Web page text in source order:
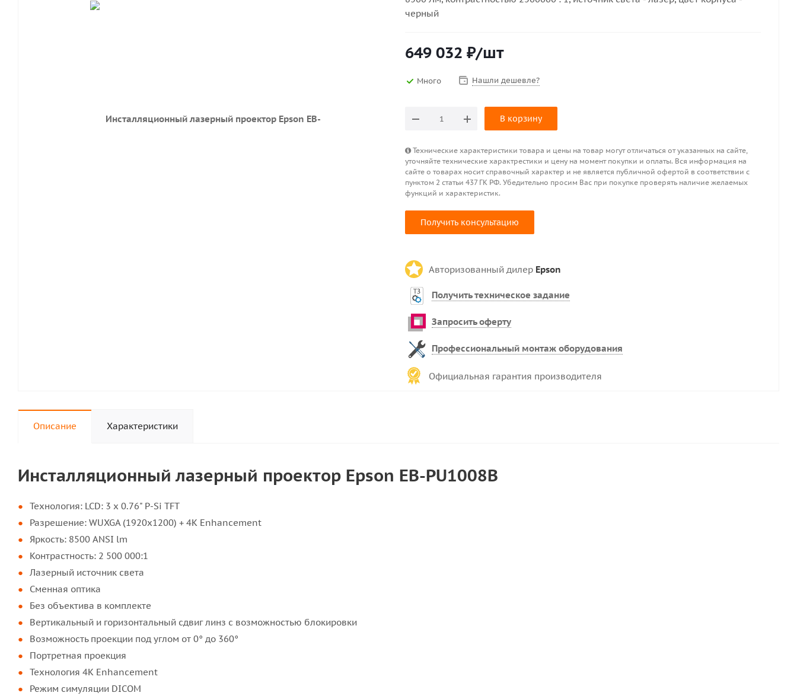
черный
649 032 ₽/шт
Много Нашли дешевле?
В корзину
Технические характеристики товара и цены на товар могут отличаться от указанных на сайте,
уточняйте технические характрестики и цену на момент покупки и оплаты. Вся информация на
сайте о товарах носит справочный характер и не является публичной офертой в соответствии с
пунктом 2 статьи 437 ГК РФ. Убедительно просим Вас при покупке проверять наличие желаемых
функций и характеристик.
Получить консультацию
Авторизованный дилер Epson
Получить техническое задание
Запросить оферту
Профессиональный монтаж оборудования
Официальная гарантия производителя
Описание Характеристики
Инсталляционный лазерный проектор Epson EB-PU1008B
Технология: LCD: 3 х 0.76" P-Si TFT
Разрешение: WUXGA (1920x1200) + 4К Enhancement
Яркость: 8500 ANSI lm
Контрастность: 2 500 000:1
Лазерный источник света
Сменная оптика
Без объектива в комплекте
Вертикальный и горизонтальный сдвиг линз с возможностью блокировки
Возможность проекции под углом от 0° до 360°
Портретная проекция
Технология 4К Enhancement
Режим симуляции DICOM